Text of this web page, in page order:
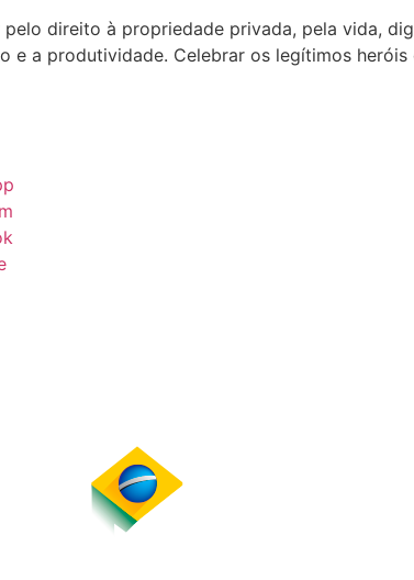
direito à propriedade privada, pela vida,
e a produtividade. Celebrar os legítimos